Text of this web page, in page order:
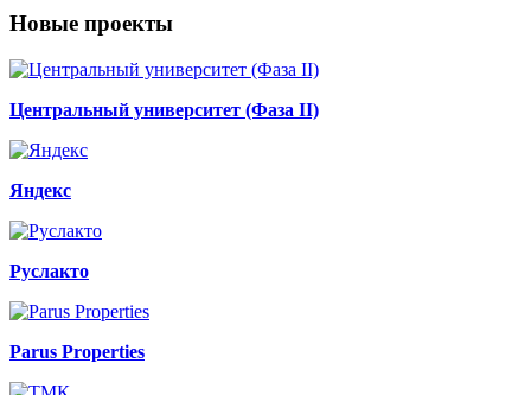
Новые проекты
Центральный университет (Фаза II)
Яндекс
Руслакто
Parus Properties